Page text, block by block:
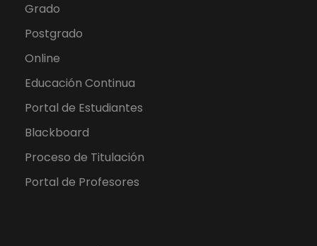
Grado
Postgrado
Online
Educación Continua
Portal de Estudiantes
Blackboard
Proceso de Titulación
Portal de Profesores